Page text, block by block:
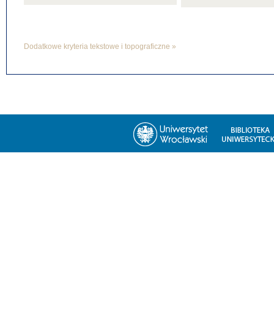
Dodatkowe kryteria tekstowe i topograficzne »